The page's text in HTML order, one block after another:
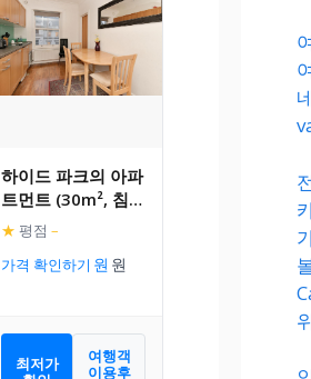
하이드 파크의 아파
트먼트 (30m², 침실
1개, 프라이빗 욕실
1개)
★ 평점 –
가격 확인하기
최저가
여행객
이용후